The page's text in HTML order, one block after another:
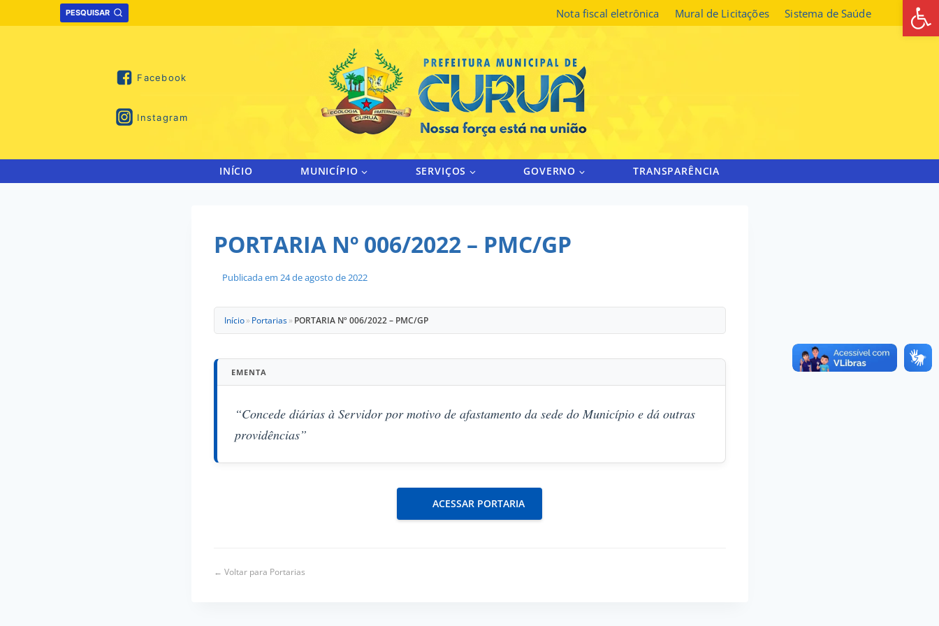
to
PESQUISAR Nota fiscal eletrônica Mural de Licitações Sistema de Saúde
Facebook
Instagram
INÍCIO MUNICÍPIO SERVIÇOS GOVERNO TRANSPARÊNCIA
PORTARIA Nº 006/2022 – PMC/GP
Publicada em 24 de agosto de 2022
Início » Portarias » PORTARIA Nº 006/2022 – PMC/GP
EMENTA
“Concede diárias à Servidor por motivo de afastamento da sede do Município e dá outras
providências”
ACESSAR PORTARIA
← Voltar para Portarias